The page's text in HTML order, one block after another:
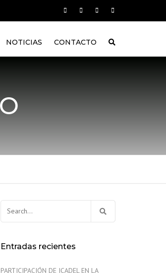
NOTICIAS CONTACTO
Entradas recientes
PARTICIPACIÓN DE ICADEL EN LA